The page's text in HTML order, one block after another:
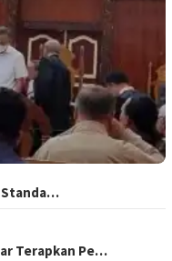
Standa…
Terapkan Pe…